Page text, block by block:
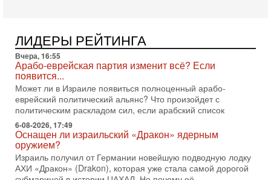
«Русский голос» Израиля: кто заберет его на этот
раз?
Голоса русскоязычных репатриантов не раз кардинально
меняли политический ландшафт Израиля. Достаточно
вспомнить взлет партии «Исраэль ба-алия», когда
31-07-2026, 17:00
Тайны закрытых дверей: о чём на самом деле
молчат Трамп и Нетаньяху?
Недавний визит премьер-министра Израиля Биньямина
Нетаньяху в США и его встреча с Дональдом Трампом
оставили больше вопросов, чем ответов. Полная
31-07-2026, 15:18
ЛИДЕРЫ РЕЙТИНГА
Вчера, 16:55
Арабо-еврейская партия изменит всё? Если
появится...
Может ли в Израиле появиться полноценный арабо-
еврейский политический альянс? Что произойдет с
политическим раскладом сил, если арабский список
6-08-2026, 17:49
Оснащен ли израильский «Дракон» ядерным
оружием?
Израиль получил от Германии новейшую подводную лодку
АХИ «Дракон» (Drakon), которая уже стала самой дорогой